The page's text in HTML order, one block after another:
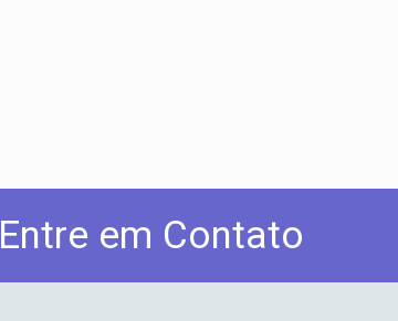
Entre em Contato